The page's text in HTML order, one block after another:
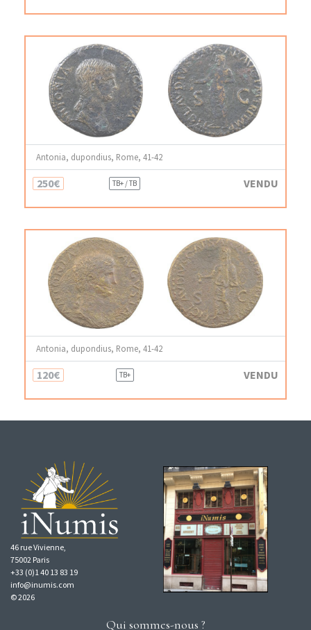
Antonia, dupondius, Rome, 41-42
250€ TB+ / TB VENDU
Antonia, dupondius, Rome, 41-42
120€ TB+ VENDU
46 rue Vivienne,
75002 Paris
+33 (0)1 40 13 83 19
info@inumis.com
© 2026
Qui sommes-nous ?